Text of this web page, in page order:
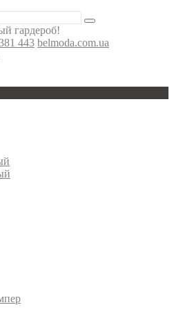
гардероб!
443 belmoda.com.ua